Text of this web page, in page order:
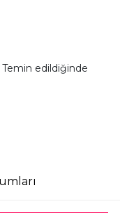
edildiğinde